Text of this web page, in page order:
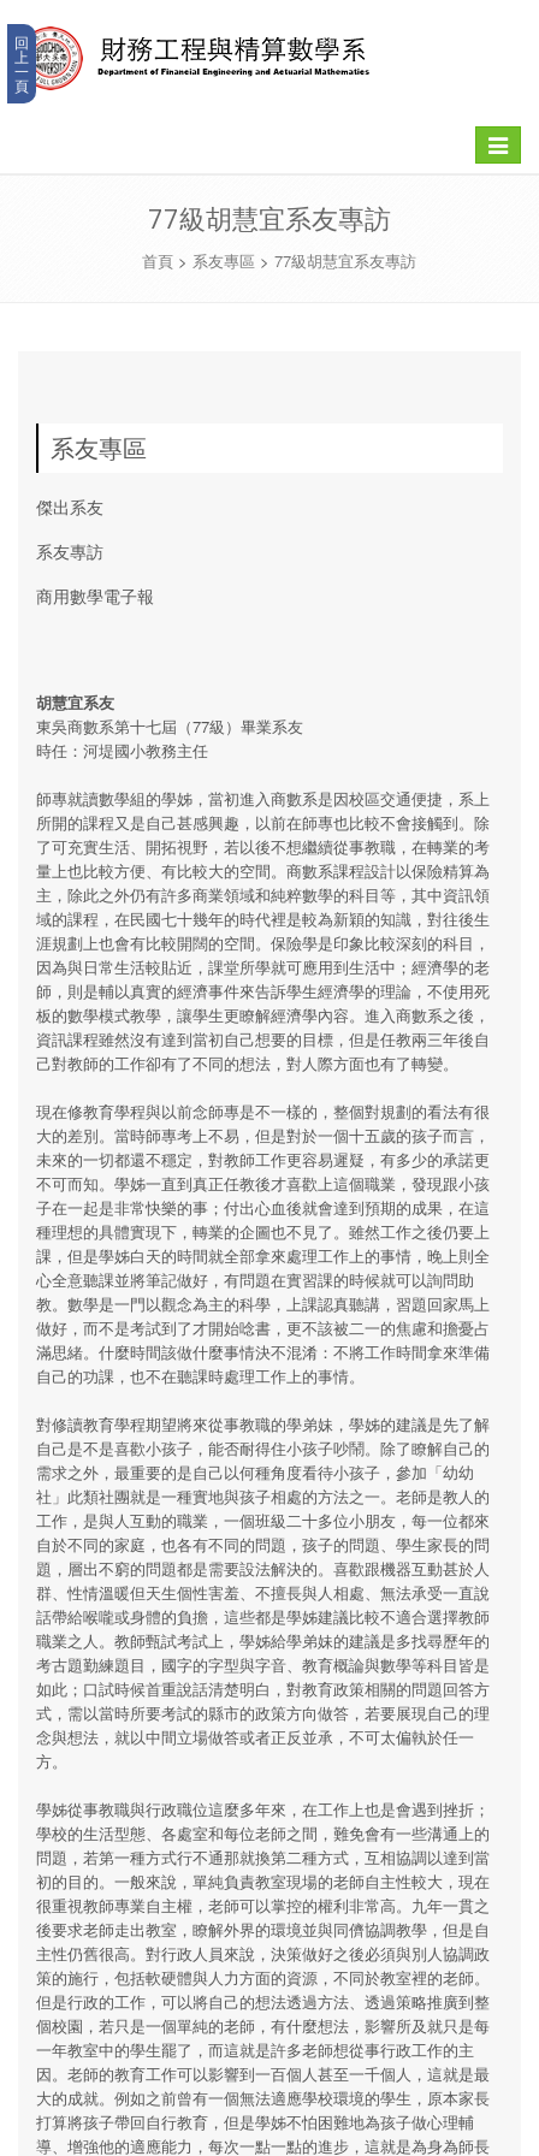
回
上
一
頁
Toggle
77級胡慧宜系友專訪
首頁> 系友專區 > 77級胡慧宜系友專訪
系友專區
傑出系友
系友專訪
商用數學電子報
胡慧宜系友
東吳商數系第十七屆（77級）畢業系友
時任：河堤國小教務主任
師專就讀數學組的學姊，當初進入商數系是因校區交通便捷，系上
所開的課程又是自己甚感興趣，以前在師專也比較不會接觸到。除
了可充實生活、開拓視野，若以後不想繼續從事教職，在轉業的考
量上也比較方便、有比較大的空間。商數系課程設計以保險精算為
主，除此之外仍有許多商業領域和純粹數學的科目等，其中資訊領
域的課程，在民國七十幾年的時代裡是較為新穎的知識，對往後生
涯規劃上也會有比較開闊的空間。保險學是印象比較深刻的科目，
因為與日常生活較貼近，課堂所學就可應用到生活中；經濟學的老
師，則是輔以真實的經濟事件來告訴學生經濟學的理論，不使用死
板的數學模式教學，讓學生更瞭解經濟學內容。進入商數系之後，
資訊課程雖然沒有達到當初自己想要的目標，但是任教兩三年後自
己對教師的工作卻有了不同的想法，對人際方面也有了轉變。
現在修教育學程與以前念師專是不一樣的，整個對規劃的看法有很
大的差別。當時師專考上不易，但是對於一個十五歲的孩子而言，
未來的一切都還不穩定，對教師工作更容易遲疑，有多少的承諾更
不可而知。學姊一直到真正任教後才喜歡上這個職業，發現跟小孩
子在一起是非常快樂的事；付出心血後就會達到預期的成果，在這
種理想的具體實現下，轉業的企圖也不見了。雖然工作之後仍要上
課，但是學姊白天的時間就全部拿來處理工作上的事情，晚上則全
心全意聽課並將筆記做好，有問題在實習課的時候就可以詢問助
教。數學是一門以觀念為主的科學，上課認真聽講，習題回家馬上
做好，而不是考試到了才開始唸書，更不該被二一的焦慮和擔憂占
滿思緒。什麼時間該做什麼事情決不混淆：不將工作時間拿來準備
自己的功課，也不在聽課時處理工作上的事情。
對修讀教育學程期望將來從事教職的學弟妹，學姊的建議是先了解
自己是不是喜歡小孩子，能否耐得住小孩子吵鬧。除了瞭解自己的
需求之外，最重要的是自己以何種角度看待小孩子，參加「幼幼
社」此類社團就是一種實地與孩子相處的方法之一。老師是教人的
工作，是與人互動的職業，一個班級二十多位小朋友，每一位都來
自於不同的家庭，也各有不同的問題，孩子的問題、學生家長的問
題，層出不窮的問題都是需要設法解決的。喜歡跟機器互動甚於人
群、性情溫暖但天生個性害羞、不擅長與人相處、無法承受一直說
話帶給喉嚨或身體的負擔，這些都是學姊建議比較不適合選擇教師
職業之人。教師甄試考試上，學姊給學弟妹的建議是多找尋歷年的
考古題勤練題目，國字的字型與字音、教育概論與數學等科目皆是
如此；口試時候首重說話清楚明白，對教育政策相關的問題回答方
式，需以當時所要考試的縣市的政策方向做答，若要展現自己的理
念與想法，就以中間立場做答或者正反並承，不可太偏執於任一
方。
學姊從事教職與行政職位這麼多年來，在工作上也是會遇到挫折；
學校的生活型態、各處室和每位老師之間，難免會有一些溝通上的
問題，若第一種方式行不通那就換第二種方式，互相協調以達到當
初的目的。一般來說，單純負責教室現場的老師自主性較大，現在
很重視教師專業自主權，老師可以掌控的權利非常高。九年一貫之
後要求老師走出教室，瞭解外界的環境並與同儕協調教學，但是自
主性仍舊很高。對行政人員來說，決策做好之後必須與別人協調政
策的施行，包括軟硬體與人力方面的資源，不同於教室裡的老師。
但是行政的工作，可以將自己的想法透過方法、透過策略推廣到整
個校園，若只是一個單純的老師，有什麼想法，影響所及就只是每
一年教室中的學生罷了，而這就是許多老師想從事行政工作的主
因。老師的教育工作可以影響到一百個人甚至一千個人，這就是最
大的成就。例如之前曾有一個無法適應學校環境的學生，原本家長
打算將孩子帶回自行教育，但是學姊不怕困難地為孩子做心理輔
導、增強他的適應能力，每次一點一點的進步，這就是為身為師長